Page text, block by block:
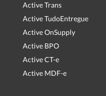
Active Trans
Active TudoEntregue
Active OnSupply
Active BPO
Active CT-e
Active MDF-e